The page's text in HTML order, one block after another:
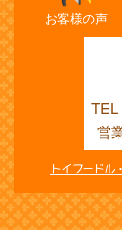
お客様の声
TEL
営
トイプードル